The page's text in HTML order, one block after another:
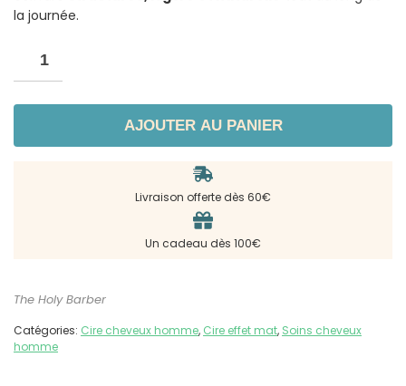
la journée.
AJOUTER AU PANIER
Livraison offerte dès 60€
Un cadeau dès 100€
The Holy Barber
Catégories: Cire cheveux homme, Cire effet mat, Soins cheveux
homme